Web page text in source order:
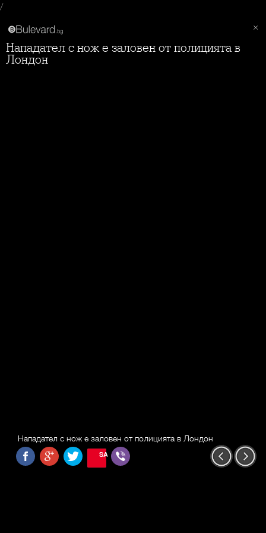
/
Нападател с нож е заловен от полицията в
Лондон
Нападател с нож е заловен от полицията в Лондон
SAVE